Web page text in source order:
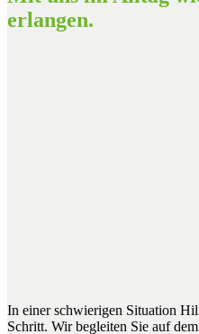
erlangen.
In einer schwierigen Situation
Schritt. Wir begleiten Sie auf